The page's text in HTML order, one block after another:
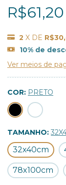
R$61,20
2 X DE
10% de
Ver meios de
COR: PRETO
TAMANHO:
32x40cm
78x100cm